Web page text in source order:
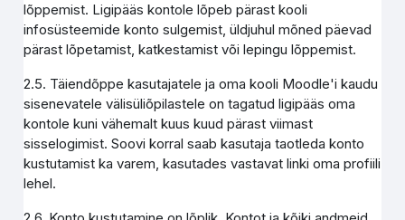
lõppemist. Ligipääs kontole lõpeb pärast kooli
infosüsteemide konto sulgemist, üldjuhul mõned päevad
pärast lõpetamist, katkestamist või lepingu lõppemist.
2.5. Täiendõppe kasutajatele ja oma kooli Moodle'i kaudu
sisenevatele välisüliõpilastele on tagatud ligipääs oma
kontole kuni vähemalt kuus kuud pärast viimast
sisselogimist. Soovi korral saab kasutaja taotleda konto
kustutamist ka varem, kasutades vastavat linki oma profiili
lehel.